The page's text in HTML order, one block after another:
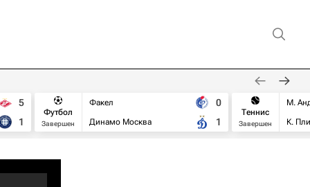
5
1
Футбол
Завершен
Факел
Динамо Москва
0
1
Теннис
Завершен
М.
К.